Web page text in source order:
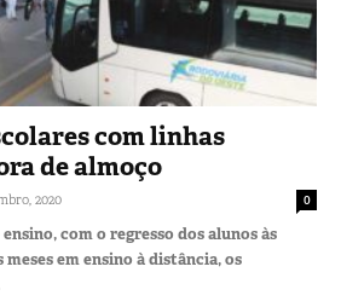
com linhas
de almoço
2020 0
com o regresso dos alunos às
em ensino à distância, os